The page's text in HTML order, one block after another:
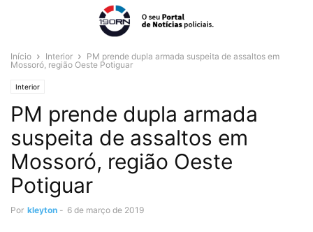
Início Interior
PM prende dupla armada suspeita de assaltos em
Mossoró, região Oeste Potiguar
Interior
PM prende dupla armada
suspeita de assaltos em
Mossoró, região Oeste
Potiguar
Por kleyton - 6 de março de 2019